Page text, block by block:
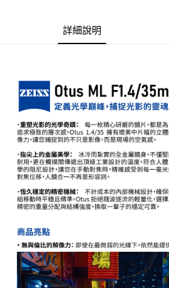
台灣樂天信用卡公司
AFTEE先享後付
相關說明
【關於「AFTEE先享後付」】
AFTEE先享後付是「在收到商品之後才付款」
便利好安心！
１．簡單：不需註冊會員、不需綁卡、不需儲值。
２．便利：只要手機號碼，簡訊認證，即可結帳
３．安心：先確認商品／服務後，再付款。
１．於結帳方式選擇「AFTEE先享後付」後，
結帳頁面，進行簡訊認證並確認金額後，即可完
３．收到繳費通知簡訊後14天內，點擊此簡訊
ATM／網路銀行／等多元方式進行付款，方視為
※ 請注意：結帳手續完成當下不需立刻繳費，
購買商品的店家。未經商家同意取消之訂單仍
後付繳納相關費用。
※ 交易是否成功請以「AFTEE先享後付 」之結
全家取貨付款
每筆NT$60，滿NT$399(含以上)免運費
萊爾富取貨付款
7-11取貨付款
每筆NT$60，滿NT$399(含以上)免運費
宅配
詳細說明